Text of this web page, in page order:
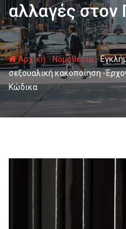
αλλαγές στον
Αρχική -Νομοθεσία-
σεξουαλική κακοποίηση -
Κώδικα